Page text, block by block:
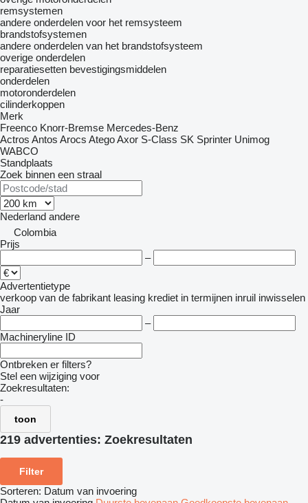
remsystemen
andere onderdelen voor het remsysteem
brandstofsystemen
andere onderdelen van het brandstofsysteem
overige onderdelen
reparatiesetten bevestigingsmiddelen
onderdelen
motoronderdelen
cilinderkoppen
Merk
Freenco Knorr-Bremse Mercedes-Benz
Actros Antos Arocs AtegoAxor S-Class SK Sprinter Unimog
WABCO
Standplaats
Zoek binnen een straal
Nederland andere
Colombia
Prijs
–
Advertentietype
verkoop van de fabrikant leasing krediet in termijnen inruil inwisselen
Jaar
–
Machineryline ID
Ontbreken er filters?
Stel een wijziging voor
Zoekresultaten:
-
toon
219 advertenties: Zoekresultaten
Filter
Sorteren: Datum van invoering